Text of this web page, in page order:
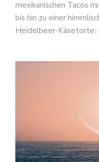
mexikanischen Tacos
bis hin zu einer
Heidelbeer-Käsetorte: